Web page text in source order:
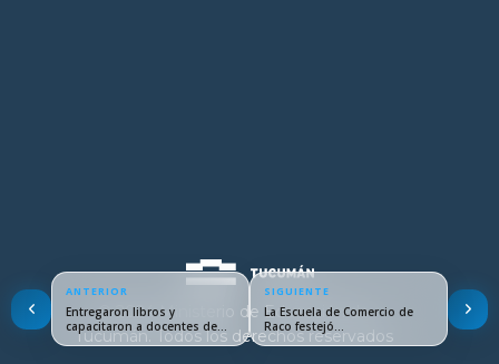
© 2024 Ministerio de Educación de
Tucumán. Todos los derechos reservados
ANTERIOR
Entregaron libros y
capacitaron a docentes de…
SIGUIENTE
La Escuela de Comercio de
Raco festejó…